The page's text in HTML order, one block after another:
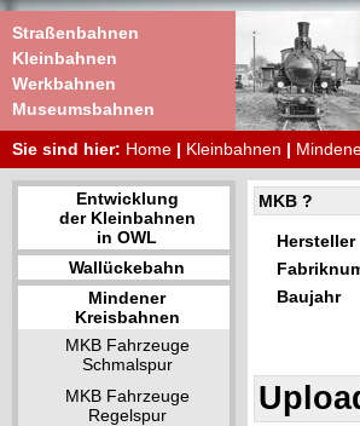
Straßenbahnen
Kleinbahnen
Werkbahnen
Museumsbahnen
Sie sind hier: Home | Kleinbahnen |
Entwicklung
der Kleinbahnen
in OWL
Wallückebahn
Mindener
Kreisbahnen
MKB Fahrzeuge
Schmalspur
MKB Fahrzeuge
Regelspur
MKB ?
Hersteller
Baujahr